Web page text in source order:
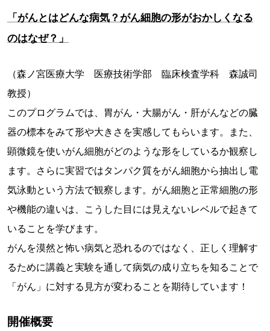
「がんとはどんな病気？がん細胞の形がおかしくなる
のはなぜ？」
（森ノ宮医療大学 医療技術学部 臨床検査学科 森誠司
教授）
このプログラムでは、胃がん・大腸がん・肝がんなどの臓
器の標本をみて形や大きさを実感してもらいます。また、
顕微鏡を使いがん細胞がどのような形をしているか観察し
ます。さらに実習ではタンパク質をがん細胞から抽出し電
気泳動という方法で観察します。がん細胞と正常細胞の形
や機能の違いは、こうした目には見えないレベルで起きて
いることを学びます。
がんを漠然と怖い病気と恐れるのではなく、正しく理解す
るために講義と実験を通して病気の成り立ちを知ることで
「がん」に対する見方が変わることを期待しています！
開催概要